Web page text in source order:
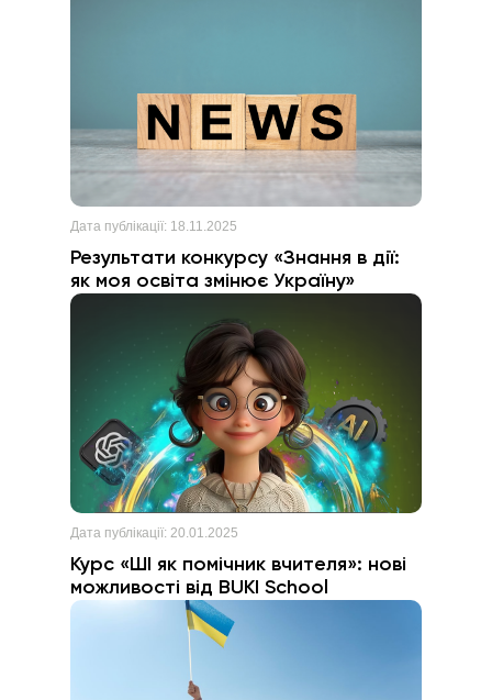
Дата публікації: 18.11.2025
Результати конкурсу «Знання в дії:
як моя освіта змінює Україну»
Дата публікації: 20.01.2025
Курс «ШІ як помічник вчителя»: нові
можливості від BUKI School